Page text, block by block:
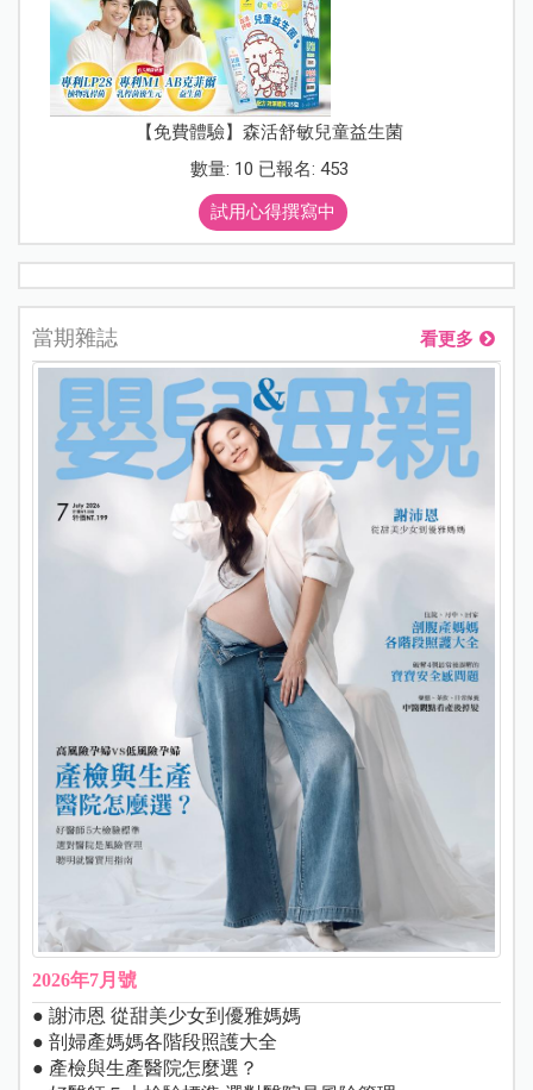
【免費體驗】森活舒敏兒童益生菌
數量: 10 已報名: 453
試用心得撰寫中
當期雜誌 看更多
2026年7月號
● 謝沛恩 從甜美少女到優雅媽媽
● 剖婦產媽媽各階段照護大全
● 產檢與生產醫院怎麼選？